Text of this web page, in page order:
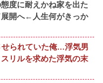
度に耐えかね家を出た
展開へ←人生何がきっか
せられていた俺…浮気男
リルを求めた浮気の末